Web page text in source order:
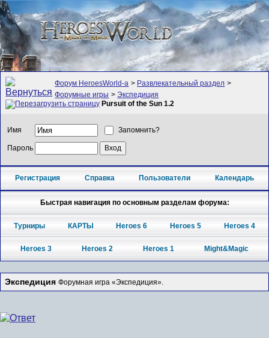
Форум HeroesWorld-а > Развлекательный раздел >
Форумные игры >Экспедиция
Pursuit of the Sun 1.2
Имя Запомнить?
Пароль
Регистрация Справка Пользователи Календарь
Быстрая навигация по основным разделам форума:
Турниры КАРТЫ Heroes 6 Heroes 5 Heroes 4
Heroes 3 Heroes 2 Heroes 1 Might&Magic
Экспедиция Форумная игра «Экспедиция».